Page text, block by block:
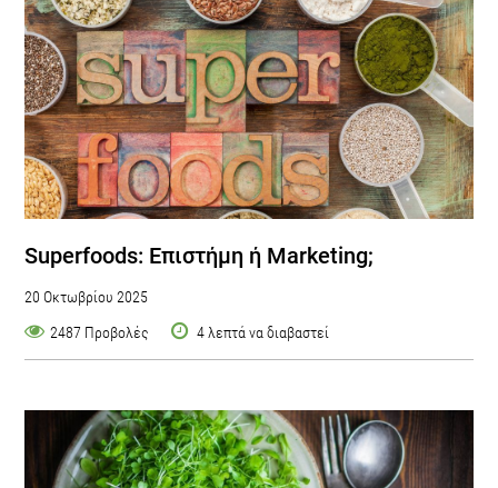
Superfoods: Επιστήμη ή Marketing;
20 Οκτωβρίου 2025
2487 Προβολές
4 λεπτά να διαβαστεί